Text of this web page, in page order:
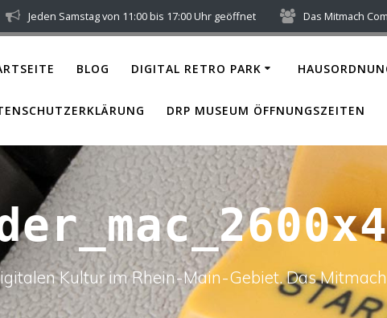
Jeden Samstag von 11:00 bis 17:00 Uhr geöffnet Das Mitmach
BLOG DIGITAL RETRO PARK
DRP MUSEUM ÖFFNUNGSZEITEN
Kultur im Rhein-Main-Gebiet. Das